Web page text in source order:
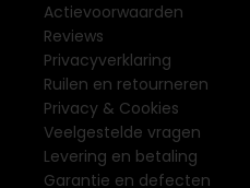
Actievoorwaarden
Reviews
Privacyverklaring
Ruilen en retourneren
Privacy & Cookies
Veelgestelde vragen
Levering en betaling
Garantie en defecten